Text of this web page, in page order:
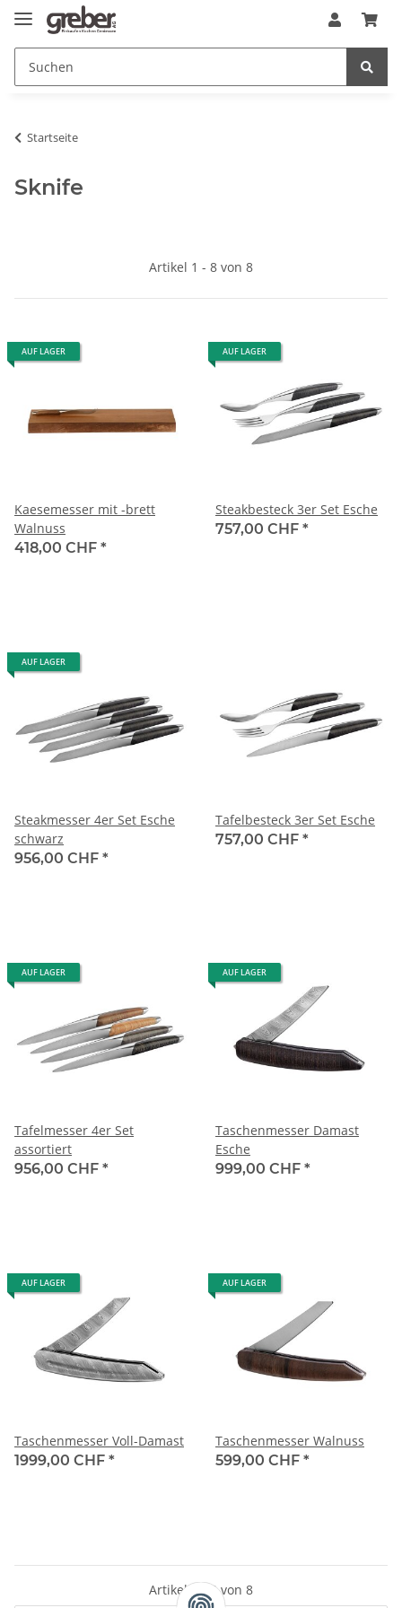
Startseite
Sknife
Artikel 1 - 8 von 8
AUF LAGER
Kaesemesser mit -brett
Walnuss
418,00 CHF *
AUF LAGER
Steakbesteck 3er Set Esche
757,00 CHF *
AUF LAGER
Steakmesser 4er Set Esche
schwarz
956,00 CHF *
Tafelbesteck 3er Set Esche
757,00 CHF *
AUF LAGER
Tafelmesser 4er Set
assortiert
956,00 CHF *
AUF LAGER
Taschenmesser Damast
Esche
999,00 CHF *
AUF LAGER
Taschenmesser Voll-Damast
1999,00 CHF *
AUF LAGER
Taschenmesser Walnuss
599,00 CHF *
Artikel 1 - 8 von 8